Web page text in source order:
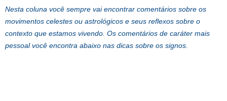
Nesta coluna você sempre vai encontrar comentários sobre os
movimentos celestes ou astrológicos e seus reflexos sobre o
contexto que estamos vivendo. Os comentários de caráter mais
pessoal você encontra abaixo nas dicas sobre os signos.